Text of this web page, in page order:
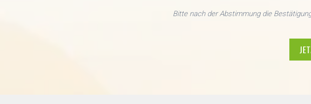
Bitte nach der Abstimmung die